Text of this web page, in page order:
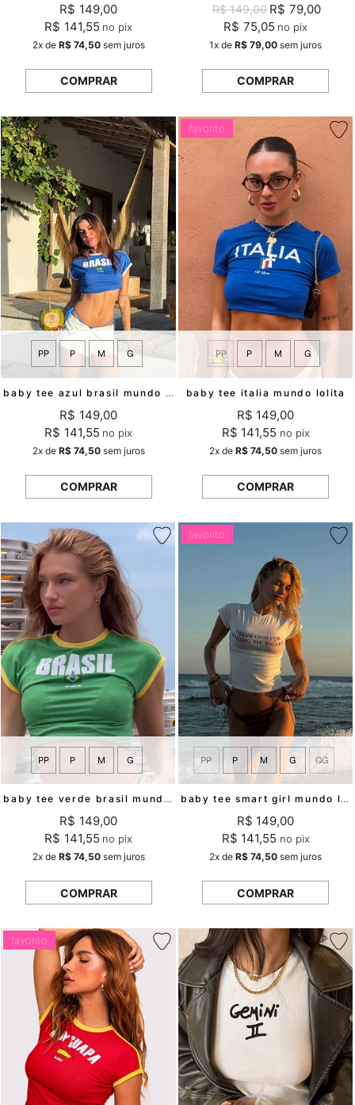
R$ 149,00
R$ 141,55 no pix
2xde R$ 74,50sem juros
COMPRAR
R$ 149,00 R$ 79,00
R$ 75,05 no pix
1x deR$ 79,00 sem juros
COMPRAR
baby tee azul brasil mundo lolita
PP P M G
R$ 149,00
R$ 141,55 no pix
2xde R$ 74,50sem juros
COMPRAR
favorito
baby tee italia mundo lolita
PP P M G
R$ 149,00
R$ 141,55 no pix
2x deR$ 74,50 sem juros
COMPRAR
baby tee verde brasil mundo lolita
PP P M G
R$ 149,00
R$ 141,55 no pix
2xde R$ 74,50sem juros
COMPRAR
favorito
baby tee smart girl mundo lolita
PP P M G GG
R$ 149,00
R$ 141,55 no pix
2x deR$ 74,50 sem juros
COMPRAR
favorito